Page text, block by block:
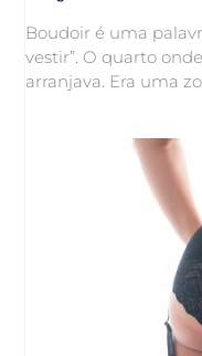
Boudoir é uma
vestir”. O quarto
arranjava. Era uma